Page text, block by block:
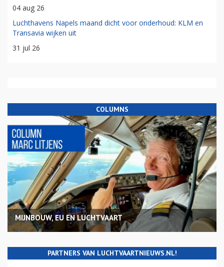
04 aug 26
Luchthavens Napels maand dicht voor onderhoud: KLM en
Transavia wijken uit
31 jul 26
COLUMNS
MIJNBOUW, EU EN LUCHTVAART
PARTNERS VAN LUCHTVAARTNIEUWS.NL!